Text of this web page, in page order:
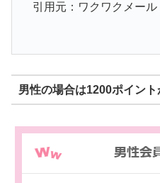
引用元：ワクワクメール
男性の場合は1200ポイント